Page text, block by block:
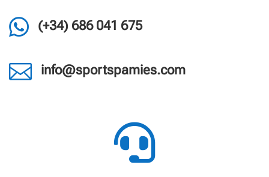
 (+34) 686 041 675
 info@sportspamies.com
